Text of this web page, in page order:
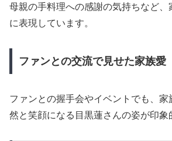
母親の手料理への感謝の気持ちなど、
に表現しています。
ファンとの交流で見せた家族愛
ファンとの握手会やイベントでも、家
然と笑顔になる目黒蓮さんの姿が印象